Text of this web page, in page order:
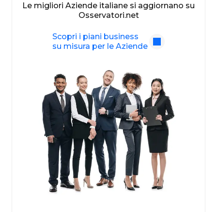
Le migliori Aziende italiane si aggiornano su
Osservatori.net
Scopri i piani business
su misura per le Aziende